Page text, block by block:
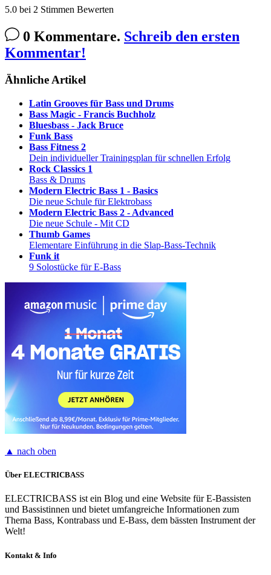
5.0 bei 2 Stimmen Bewerten
0 Kommentare. Schreib den ersten
Kommentar!
Ähnliche Artikel
Latin Grooves für Bass und Drums
Bass Magic - Francis Buchholz
Bluesbass - Jack Bruce
Funk Bass
Bass Fitness 2
Dein individueller Trainingsplan für schnellen Erfolg
Rock Classics 1
Bass & Drums
Modern Electric Bass 1 - Basics
Die neue Schule für Elektrobass
Modern Electric Bass 2 - Advanced
Die neue Schule - Mit CD
Thumb Games
Elementare Einführung in die Slap-Bass-Technik
Funk it
9 Solostücke für E-Bass
▲ nach oben
Über ELECTRICBASS
ELECTRICBASS ist ein Blog und eine Website für E-Bassisten
und Bassistinnen und bietet umfangreiche Informationen zum
Thema Bass, Kontrabass und E-Bass, dem bässten Instrument der
Welt!
Kontakt & Info